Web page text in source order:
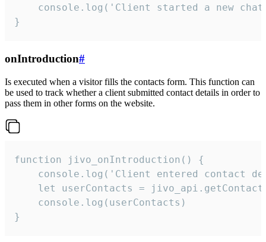
console.log('Client started a new
}
onIntroduction#
Is executed when a visitor fills the contacts form. This function can
be used to track whether a client submitted contact details in order to
pass them in other forms on the website.
function jivo_onIntroduction() {
console.log('Client entered contact
let userContacts =
    console.log(userContacts)
}